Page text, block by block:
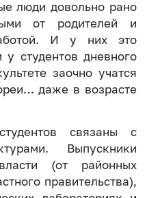
люди довольно рано
от родителей и
И у них это
студентов дневного
заочно учатся
даже в возрасте
связаны с
Выпускники
(от районных
правительства),